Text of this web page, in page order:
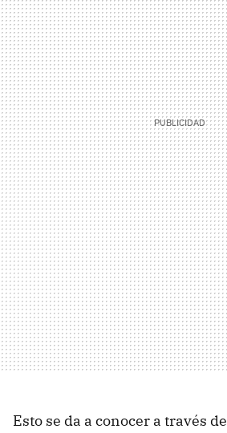
Esto se da a conocer a través de